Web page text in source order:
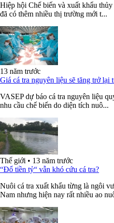
Hiệp hội Chế biến và xuất khẩu
đã có thêm nhiều thị trường mới t...
13 năm trước
Giá cá tra nguyên liệu sẽ tăng trở lại
VASEP dự báo cá tra nguyên liệu
nhu cầu chế biến do diện tích nuô...
Thế giới • 13 năm trước
“Đổ tiền tỷ“ vẫn khó cứu cá tra?
Nuôi cá tra xuất khẩu từng là ngôi
Nam nhưng hiện nay rất nhiều ao